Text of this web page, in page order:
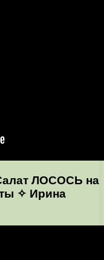
ЛОСОСЬ на
✧ Ирина